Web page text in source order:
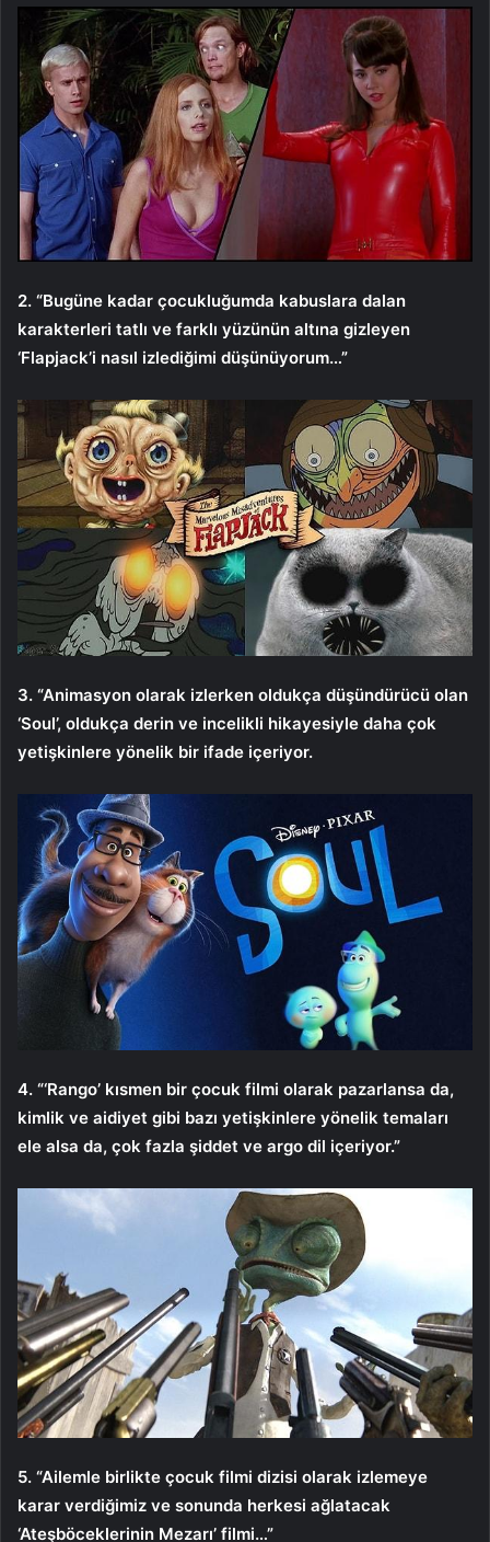
2. “Bugüne kadar çocukluğumda kabuslara dalan
karakterleri tatlı ve farklı yüzünün altına gizleyen
‘Flapjack’i nasıl izlediğimi düşünüyorum…”
3. “Animasyon olarak izlerken oldukça düşündürücü olan
‘Soul’, oldukça derin ve incelikli hikayesiyle daha çok
yetişkinlere yönelik bir ifade içeriyor.
4. “‘Rango’ kısmen bir çocuk filmi olarak pazarlansa da,
kimlik ve aidiyet gibi bazı yetişkinlere yönelik temaları
ele alsa da, çok fazla şiddet ve argo dil içeriyor.”
5. “Ailemle birlikte çocuk filmi dizisi olarak izlemeye
karar verdiğimiz ve sonunda herkesi ağlatacak
‘Ateşböceklerinin Mezarı’ filmi…”